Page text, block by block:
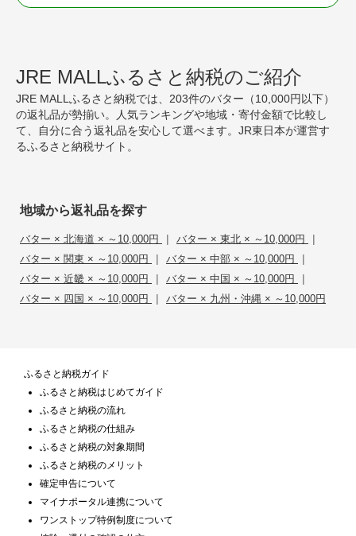
JRE MALLふるさと納税のご紹介
JRE MALLふるさと納税では、203件のバター（10,000円以下）
の返礼品が勢揃い。人気ランキングや地域・寄付金額で比較し
て、自分に合う返礼品を安心して選べます。JR東日本が運営す
るふるさと納税サイト。
地域から返礼品を探す
バター × 北海道 × ～10,000円 | バター × 東北 × ～10,000円 |
バター × 関東 × ～10,000円 | バター × 中部 × ～10,000円 |
バター × 近畿 × ～10,000円 | バター × 中国 × ～10,000円 |
バター × 四国 × ～10,000円 | バター × 九州・沖縄 × ～10,000円
ふるさと納税ガイド
ふるさと納税はじめてガイド
ふるさと納税の流れ
ふるさと納税の仕組み
ふるさと納税の対象期間
ふるさと納税のメリット
確定申告について
マイナポータル連携について
ワンストップ特例制度について